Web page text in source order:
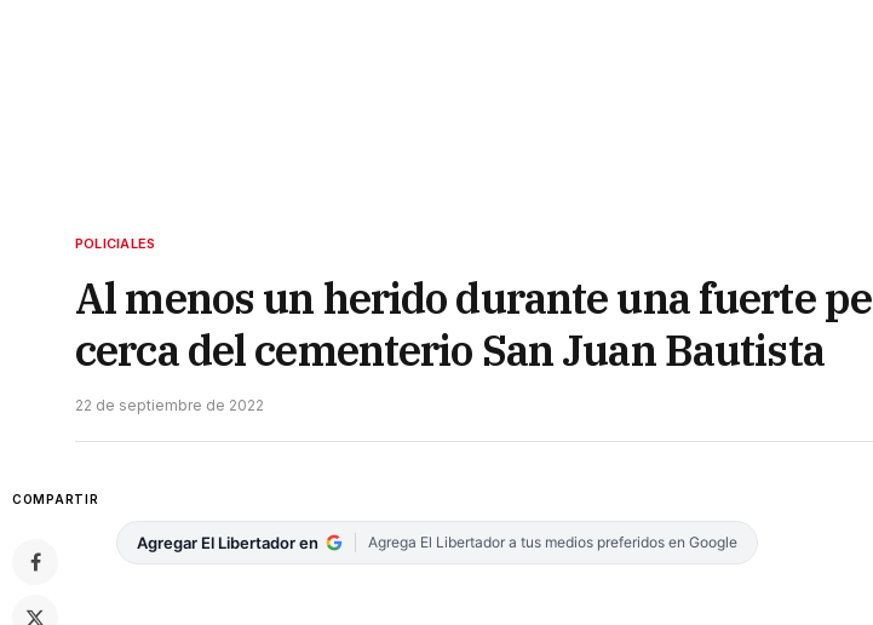
POLICIALES
Al menos un herido durante una fuerte
cerca del cementerio San Juan Bautista
22 de septiembre de 2022
COMPARTIR
Agregar El Libertador en Agrega El Libertador a tus medios preferidos en Google